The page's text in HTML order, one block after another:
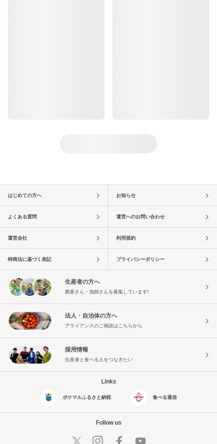
はじめての方へ お知らせ
よくある質問 運営へのお問い合わせ
運営会社 利用規約
特商法に基づく表記 プライバシーポリシー
生産者の方へ
農家さん・漁師さんを募集しています!
法人・自治体の方へ
アライアンスのご相談はこちらから
採用情報
生産者と食べる人をつなぎたい
Links
ポケマルふるさと納税 食べる通信
Follow us